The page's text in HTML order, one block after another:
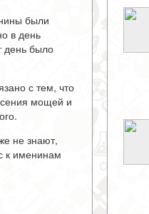
были
в день
день было
с тем, что
мощей и
не знают,
к именинам